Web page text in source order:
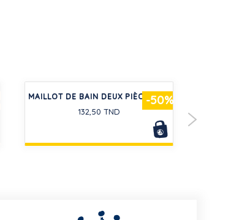
-50%
MAILLOT DE BAIN DEUX PIÈCES UNI
132,50 TND